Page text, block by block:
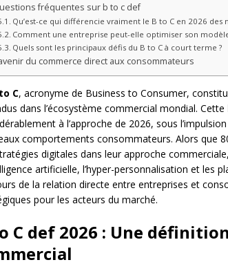
fréquentes sur b to c def
Qu’est-ce qui différencie vraiment le B to C en 2026 des
Comment une entreprise peut-elle optimiser son
Quels sont les principaux défis du B to C à court terme ?
du commerce direct aux consommateurs
C, acronyme de Business to Consumer,
dans l’écosystème commercial mondial. Cette
à l’approche de 2026, sous
comportements consommateurs. Alors que
digitales dans leur approche
artificielle, l’hyper-personnalisation et les
de la relation directe entre entreprises et
pour les acteurs du marché.
C def 2026 : Une